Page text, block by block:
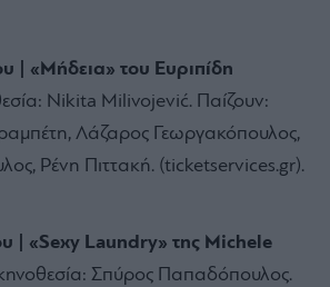
| «Μήδεια» του Ευριπίδη
Nikita Milivojević. Παίζουν:
Λάζαρος Γεωργακόπουλος,
Ρένη Πιττακή. (ticketservices.gr).
| «Sexy Laundry» της Michele
Σπύρος Παπαδόπουλος.